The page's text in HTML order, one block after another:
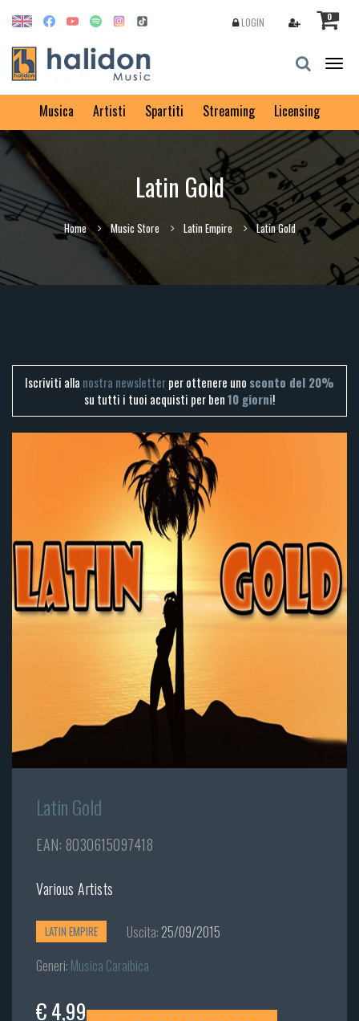
0
LOGIN
Musica Artisti Spartiti Streaming Licensing
Latin Gold
Home Music Store Latin Empire Latin Gold
Iscriviti alla nostra newsletterper ottenere uno sconto del 20%
su tutti i tuoi acquisti per ben10 giorni!
Latin Gold
EAN: 8030615097418
Various Artists
LATIN EMPIRE Uscita:25/09/2015
Generi: Musica Caraibica
€ 4,99